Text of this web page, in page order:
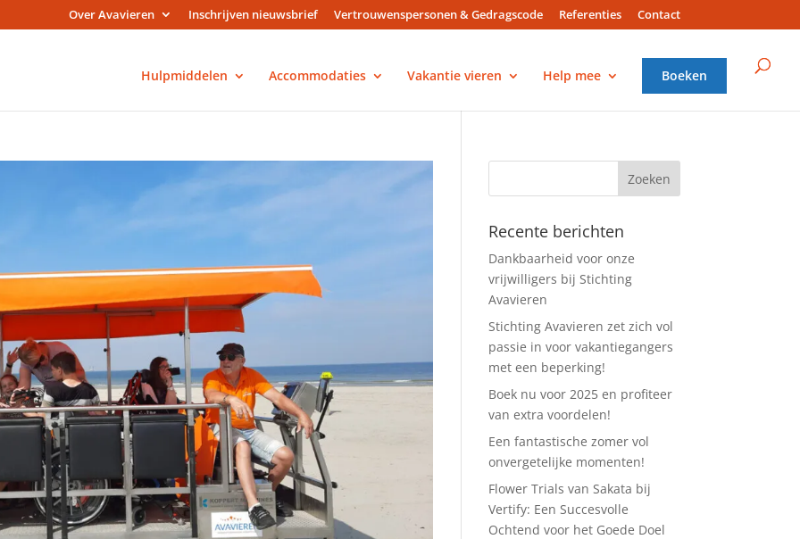
Over Avavieren Inschrijven nieuwsbrief Vertrouwenspersonen & Gedragscode Referenties Contact
Hulpmiddelen Accommodaties Vakantie vieren Help mee Boeken
Recente berichten
Dankbaarheid voor onze
vrijwilligers bij Stichting
Avavieren
Stichting Avavieren zet zich vol
passie in voor vakantiegangers
met een beperking!
Boek nu voor 2025 en profiteer
van extra voordelen!
Een fantastische zomer vol
onvergetelijke momenten!
Flower Trials van Sakata bij
Vertify: Een Succesvolle
Ochtend voor het Goede Doel